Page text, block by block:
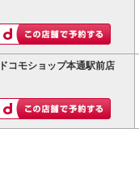
ドコモショップ本通駅前店